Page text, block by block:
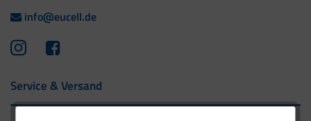
info@eucell.de
Service & Versand